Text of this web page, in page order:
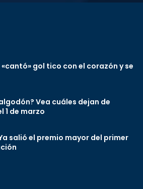
gol tico con el corazón y se
Vea cuáles dejan de
1 de marzo
salió el premio mayor del primer